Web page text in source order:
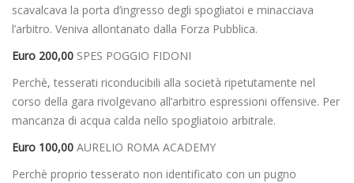
scavalcava la porta d’ingresso degli spogliatoi e minacciava
l’arbitro. Veniva allontanato dalla Forza Pubblica.
Euro 200,00 SPES POGGIO FIDONI
Perchè, tesserati riconducibili alla società ripetutamente nel
corso della gara rivolgevano all’arbitro espressioni offensive. Per
mancanza di acqua calda nello spogliatoio arbitrale.
Euro 100,00 AURELIO ROMA ACADEMY
Perchè proprio tesserato non identificato con un pugno